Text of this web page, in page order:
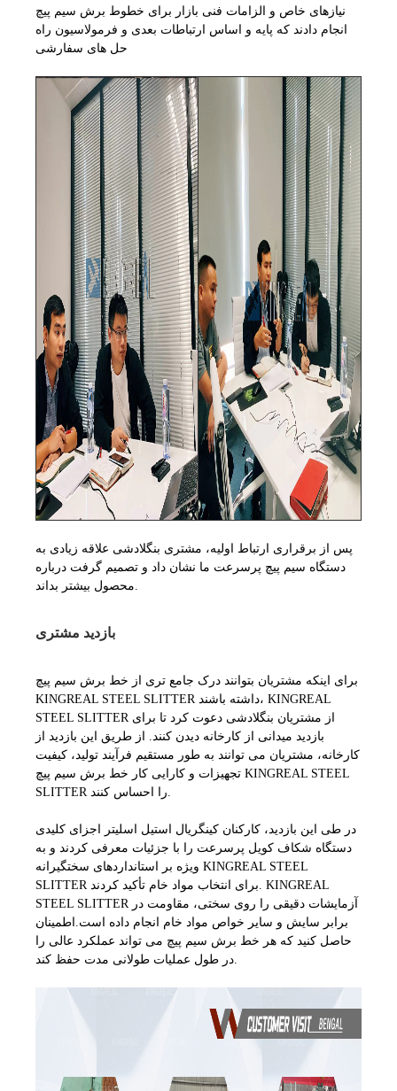
نیازهای خاص و الزامات فنی بازار برای خطوط برش سیم پیچ
انجام دادند که پایه و اساس ارتباطات بعدی و فرمولاسیون راه
حل های سفارشی
پس از برقراری ارتباط اولیه، مشتری بنگلادشی علاقه زیادی به
دستگاه سیم پیچ پرسرعت ما نشان داد و تصمیم گرفت درباره
بازدید مشتری
برای اینکه مشتریان بتوانند درک جامع تری از خط برش سیم پیچ
KINGREAL STEEL SLITTER داشته باشند، KINGREAL
STEEL SLITTER از مشتریان بنگلادشی دعوت کرد تا برای
بازدید میدانی از کارخانه دیدن کنند. از طریق این بازدید از
کارخانه، مشتریان می توانند به طور مستقیم فرآیند تولید، کیفیت
تجهیزات و کارایی کار خط برش سیم پیچ KINGREAL STEEL
در طی این بازدید، کارکنان کینگریال استیل اسلیتر اجزای کلیدی
دستگاه شکاف کویل پرسرعت را با جزئیات معرفی کردند و به
ویژه بر استانداردهای سختگیرانه KINGREAL STEEL
SLITTER برای انتخاب مواد خام تأکید کردند. KINGREAL
STEEL SLITTER آزمایشات دقیقی را روی سختی، مقاومت در
برابر سایش و سایر خواص مواد خام انجام داده است. اطمینان
حاصل کنید که هر خط برش سیم پیچ می تواند عملکرد عالی را